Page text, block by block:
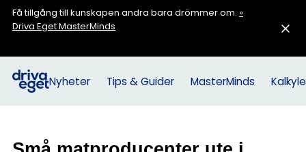
Få tillgång till kunskapen andra bara drömmer om. »
Driva Eget MasterMinds
Nyheter Tips & Guider MasterMinds